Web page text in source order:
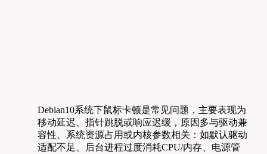
Debian10系统下鼠标卡顿是常见问题，主要表现为
移动延迟、指针跳脱或响应迟缓，原因多与驱动兼
容性、系统资源占用或内核参数相关：如默认驱动
适配不足、后台进程过度消耗CPU/内存、电源管